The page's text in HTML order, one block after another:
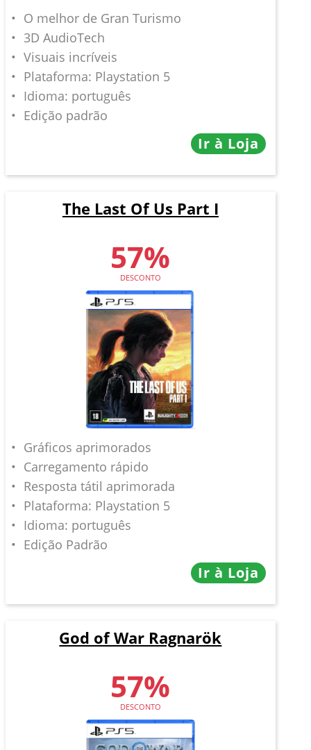
O melhor de Gran Turismo
3D AudioTech
Visuais incríveis
Plataforma: Playstation 5
Idioma: português
Edição padrão
Ir à Loja
The Last Of Us Part I
57%
DESCONTO
Gráficos aprimorados
Carregamento rápido
Resposta tátil aprimorada
Plataforma: Playstation 5
Idioma: português
Edição Padrão
Ir à Loja
God of War Ragnarök
57%
DESCONTO